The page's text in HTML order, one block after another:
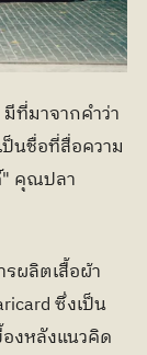
ป็นชื่อที่สื่อความ
" คุณปลา
ซึ่งเป็น
งหลังแนวคิด